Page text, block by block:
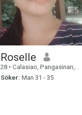
Roselle
28 • Calasiao, Pangasinan, Filippinerna
Söker: Man 31 - 35